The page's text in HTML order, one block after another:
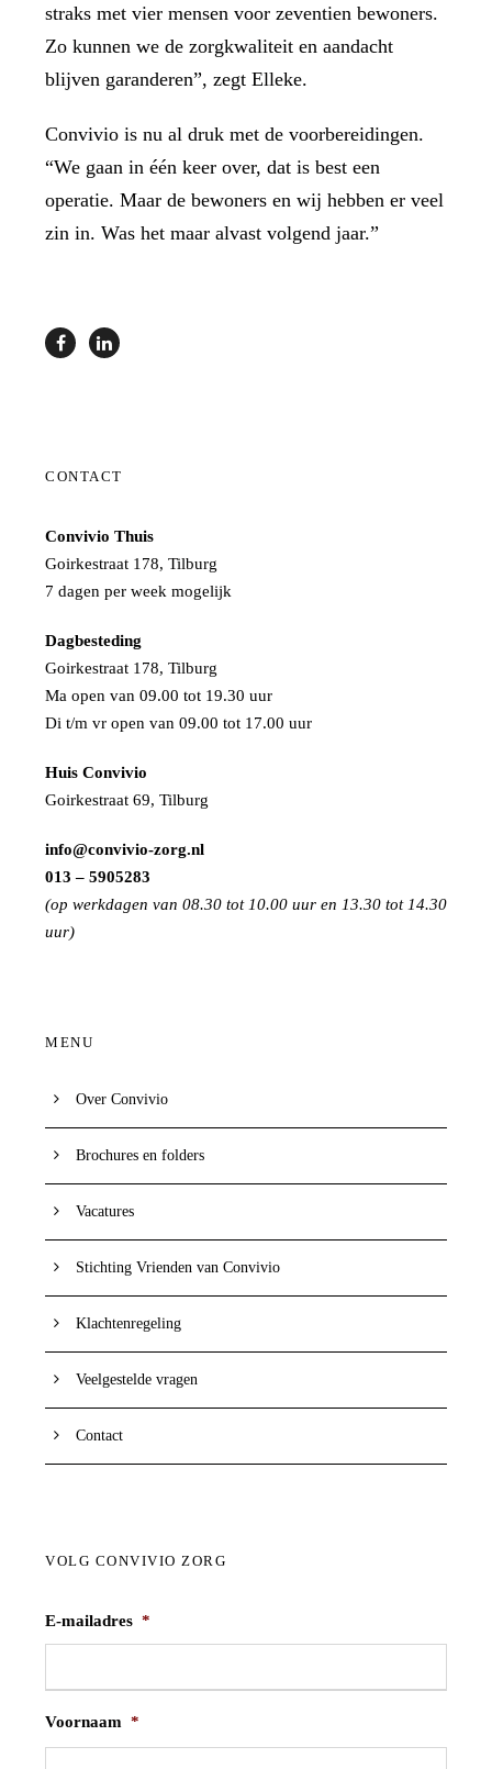
straks met vier mensen voor zeventien bewoners.
Zo kunnen we de zorgkwaliteit en aandacht
blijven garanderen”, zegt Elleke.
Convivio is nu al druk met de voorbereidingen.
“We gaan in één keer over, dat is best een
operatie. Maar de bewoners en wij hebben er veel
zin in. Was het maar alvast volgend jaar.”
CONTACT
Convivio Thuis
Goirkestraat 178, Tilburg
7 dagen per week mogelijk
Dagbesteding
Goirkestraat 178, Tilburg
Ma open van 09.00 tot 19.30 uur
Di t/m vr open van 09.00 tot 17.00 uur
Huis Convivio
Goirkestraat 69, Tilburg
info@convivio-zorg.nl
013 – 5905283
(op werkdagen van 08.30 tot 10.00 uur en 13.30 tot 14.30
uur)
MENU
Over Convivio
Brochures en folders
Vacatures
Stichting Vrienden van Convivio
Klachtenregeling
Veelgestelde vragen
Contact
VOLG CONVIVIO ZORG
E-mailadres *
Voornaam *